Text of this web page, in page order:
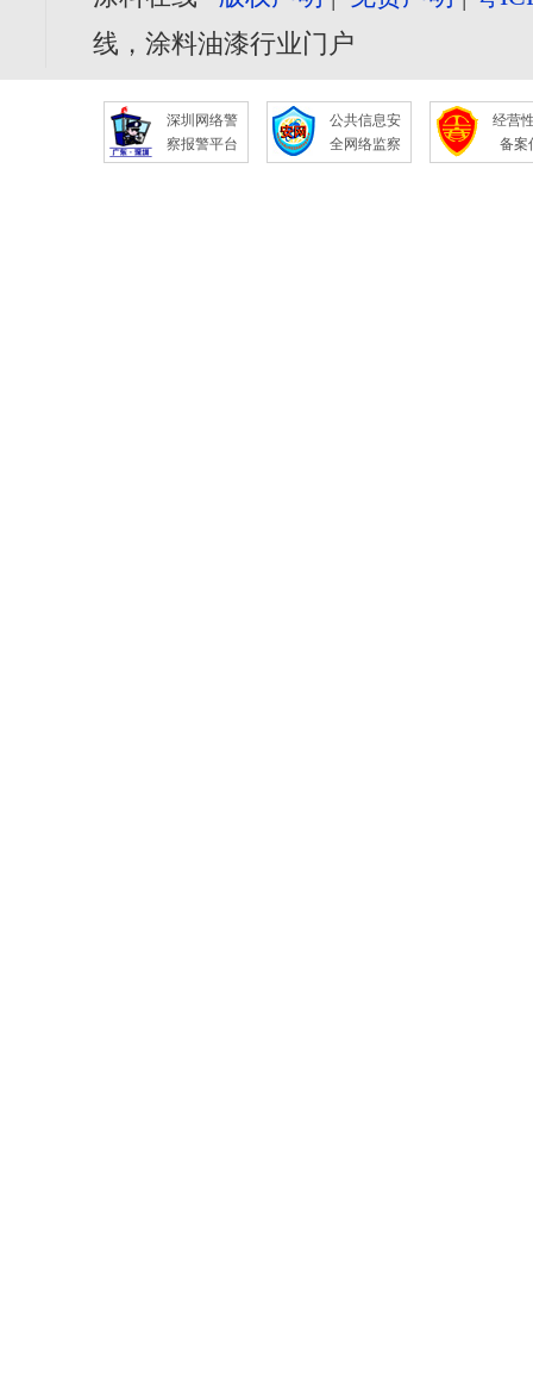
线，涂料油漆行业门户
深圳网络警
察报警平台
公共信息安
全网络监察
经营
备案